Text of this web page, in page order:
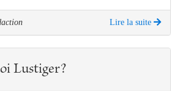
Lire la suite
Lustiger?